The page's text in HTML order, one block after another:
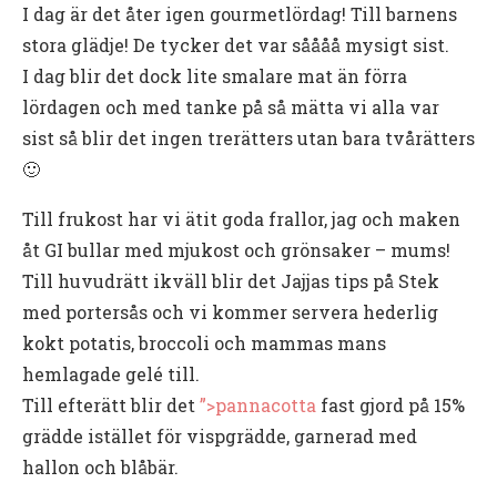
I dag är det åter igen gourmetlördag! Till barnens
stora glädje! De tycker det var såååå mysigt sist.
I dag blir det dock lite smalare mat än förra
lördagen och med tanke på så mätta vi alla var
sist så blir det ingen trerätters utan bara tvårätters
🙂
Till frukost har vi ätit goda frallor, jag och maken
åt GI bullar med mjukost och grönsaker – mums!
Till huvudrätt ikväll blir det Jajjas tips på Stek
med portersås och vi kommer servera hederlig
kokt potatis, broccoli och mammas mans
hemlagade gelé till.
Till efterätt blir det ”>pannacotta fast gjord på 15%
grädde istället för vispgrädde, garnerad med
hallon och blåbär.